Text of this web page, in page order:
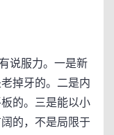
说服力。一是新
掉牙的。二是内
的。三是能以小
的，不是局限于